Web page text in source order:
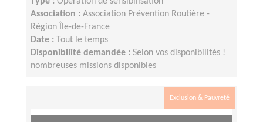
Association : Association Prévention Routière -
Région Île-de-France
Date :
Tout le temps
Disponibilité demandée : Selon vos disponibilités !
nombreuses missions disponibles
Exclusion & Pauvreté